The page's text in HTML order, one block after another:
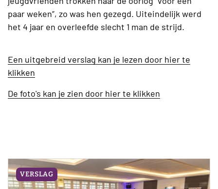
paar weken”, zo was hen gezegd. Uiteindelijk werd
het 4 jaar en overleefde slecht 1 man de strijd.
Een uitgebreid verslag kan je lezen door hier te
klikken
De foto's kan je zien door hier te klikken
VERSLAG